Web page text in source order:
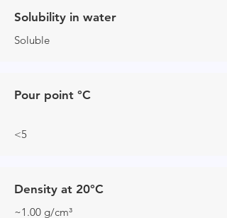
Solubility in water
Soluble
Pour point °C
<5
Density at 20°C
~1.00 g/cm³